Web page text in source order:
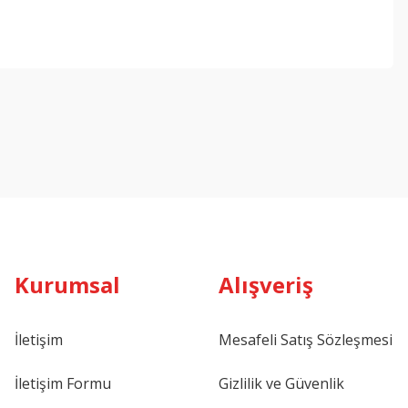
Kurumsal
İletişim
İletişim Formu
Alışveriş
Mesafeli Satış Sözleşmesi
Gizlilik ve Güvenlik